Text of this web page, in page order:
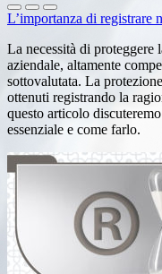
L’importanza di registrare
La necessità di proteggere
aziendale, altamente
sottovalutata. La
ottenuti registrando la
questo articolo
essenziale e come farlo.